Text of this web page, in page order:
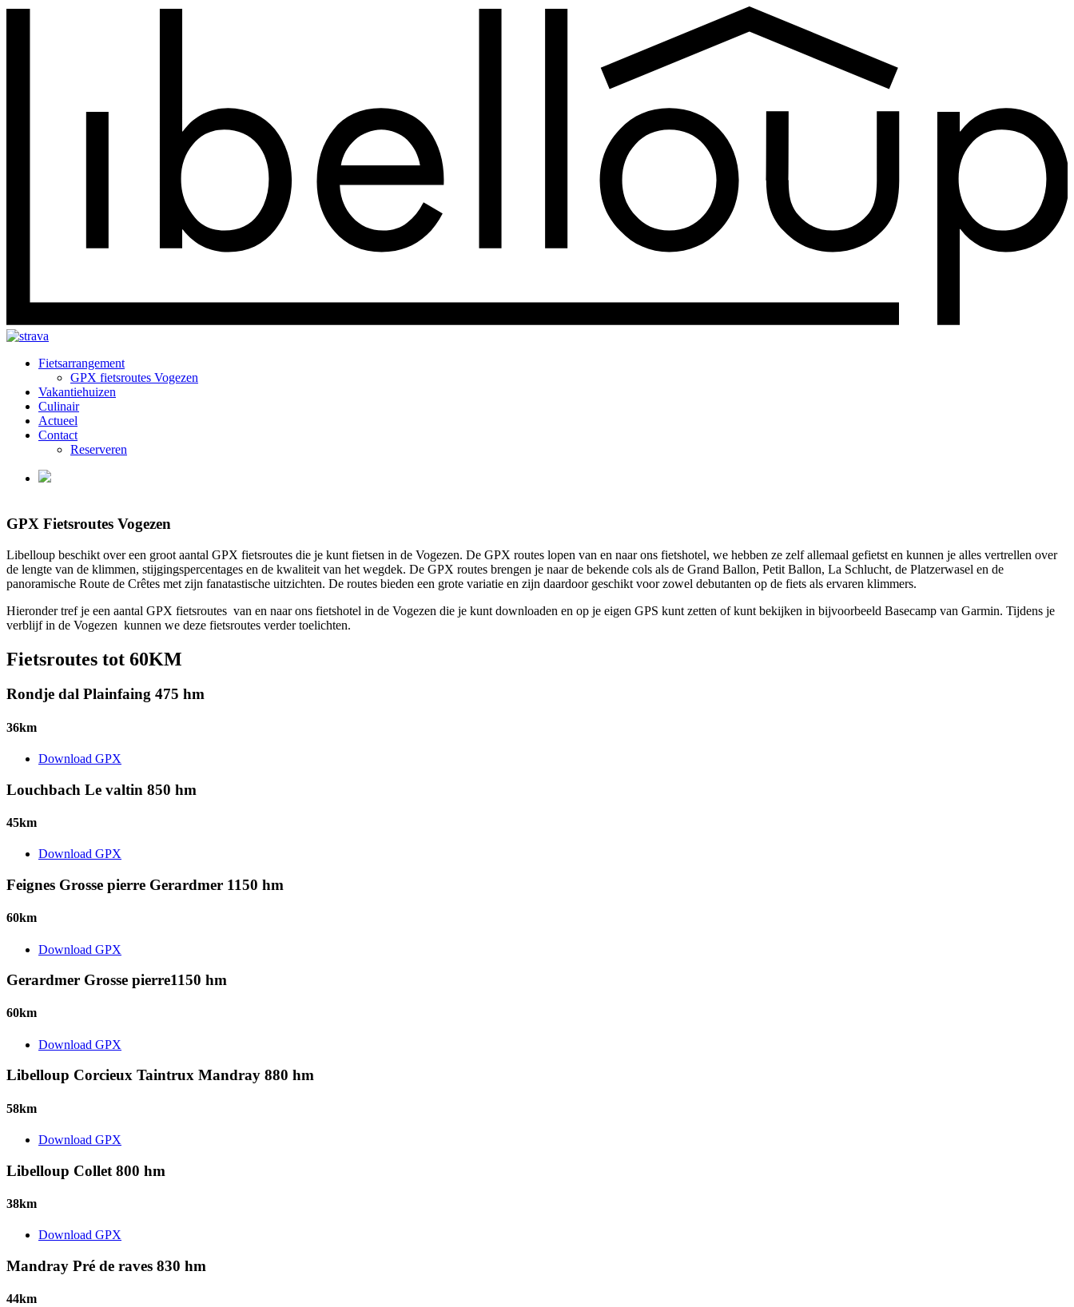
Fietsarrangement
GPX fietsroutes Vogezen
Vakantiehuizen
Culinair
Actueel
Contact
Reserveren
GPX Fietsroutes Vogezen
Libelloup beschikt over een groot aantal GPX fietsroutes die je kunt fietsen in de Vogezen. De GPX routes lopen van en naar ons fietshotel, we hebben ze zelf allemaal gefietst en kunnen je alles vertrellen over
de lengte van de klimmen, stijgingspercentages en de kwaliteit van het wegdek. De GPX routes brengen je naar de bekende cols als de Grand Ballon, Petit Ballon, La Schlucht, de Platzerwasel en de
panoramische Route de Crêtes met zijn fanatastische uitzichten. De routes bieden een grote variatie en zijn daardoor geschikt voor zowel debutanten op de fiets als ervaren klimmers.
Hieronder tref je een aantal GPX fietsroutes van en naar ons fietshotel in de Vogezen die je kunt downloaden en op je eigen GPS kunt zetten of kunt bekijken in bijvoorbeeld Basecamp van Garmin. Tijdens je
verblijf in de Vogezen kunnen we deze fietsroutes verder toelichten.
Fietsroutes tot 60KM
Rondje dal Plainfaing 475 hm
36km
Download GPX
Louchbach Le valtin 850 hm
45km
Download GPX
Feignes Grosse pierre Gerardmer 1150 hm
60km
Download GPX
Gerardmer Grosse pierre1150 hm
60km
Download GPX
Libelloup Corcieux Taintrux Mandray 880 hm
58km
Download GPX
Libelloup Collet 800 hm
38km
Download GPX
Mandray Pré de raves 830 hm
44km